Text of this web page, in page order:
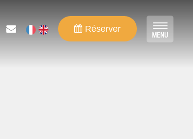
Réserver
Toggle
MENU